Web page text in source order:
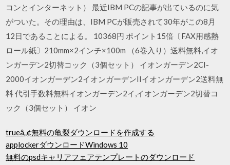
コンとインターネット） 最近IBM PCの記事が出ているのに気
がついた。その理由は、IBM PCが販売されて30年がこの8月
12日であることによる。 10368円 ポイント15倍〔FAX用感熱
ロール紙〕210mm×2インチ×100m （6巻入り）送料無料,イオ
ンガーデン2切替コック（3個セット） イオンガーデン2CI-
2000イオンガーデン2イオンガーデンIIイオンガーデン2送料無
料 代引手数料無料イオンガーデン2イ,イオンガーデン2切替コ
ック（3個セット） イオン
trueâ„¢無料の亀裂ダウンロードを作成する
applockerダウンロードWindows 10
無料のpsdキャリアフェアテンプレートのダウンロード